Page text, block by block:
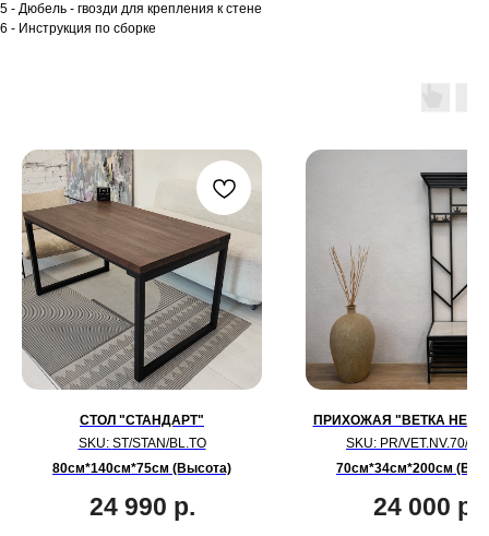
5 - Дюбель - гвозди для крепления к стене
6 - Инструкция по сборке
СТОЛ "СТАНДАРТ"
SKU: ST/STAN/BL.TO
80см*140см*75см (Высота)
24 990 р.
ПРИХОЖАЯ "ВЕТКА НЕ
SKU: PR/VET.NV.70/
70см*34см*200см
24 000 р.